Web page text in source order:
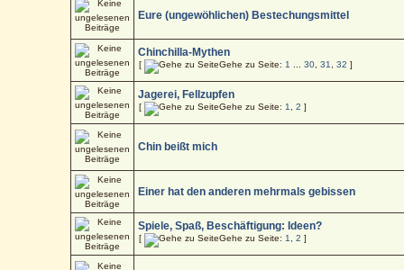
Eure (ungewöhlichen) Bestechungsmittel
Chinchilla-Mythen
[ Gehe zu Seite: 1 ...30 ,31 ,32 ]
Jagerei, Fellzupfen
[ Gehe zu Seite: 1 ,2 ]
Chin beißt mich
Einer hat den anderen mehrmals gebissen
Spiele, Spaß, Beschäftigung: Ideen?
[ Gehe zu Seite: 1 ,2 ]